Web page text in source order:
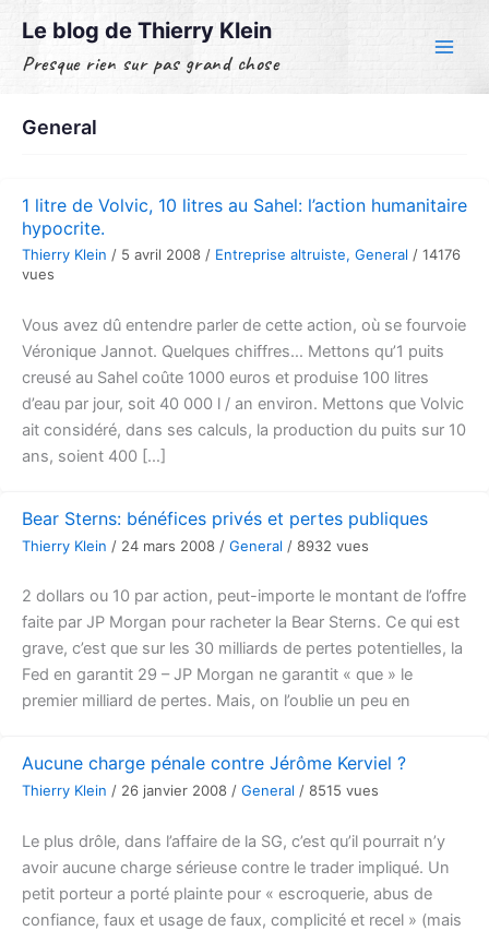
contenu
Le blog de Thierry Klein
Presque rien sur pas grand chose
General
1 litre de Volvic, 10 litres au Sahel: l’action humanitaire
hypocrite.
Thierry Klein / 5 avril 2008 / Entreprise altruiste, General / 14176
vues
Vous avez dû entendre parler de cette action, où se fourvoie
Véronique Jannot. Quelques chiffres… Mettons qu’1 puits
creusé au Sahel coûte 1000 euros et produise 100 litres
d’eau par jour, soit 40 000 l / an environ. Mettons que Volvic
ait considéré, dans ses calculs, la production du puits sur 10
ans, soient 400 […]
Bear Sterns: bénéfices privés et pertes publiques
Thierry Klein / 24 mars 2008 / General / 8932 vues
2 dollars ou 10 par action, peut-importe le montant de l’offre
faite par JP Morgan pour racheter la Bear Sterns. Ce qui est
grave, c’est que sur les 30 milliards de pertes potentielles, la
Fed en garantit 29 – JP Morgan ne garantit « que » le
premier milliard de pertes. Mais, on l’oublie un peu en
Aucune charge pénale contre Jérôme Kerviel ?
Thierry Klein / 26 janvier 2008 / General / 8515 vues
Le plus drôle, dans l’affaire de la SG, c’est qu’il pourrait n’y
avoir aucune charge sérieuse contre le trader impliqué. Un
petit porteur a porté plainte pour « escroquerie, abus de
confiance, faux et usage de faux, complicité et recel » (mais